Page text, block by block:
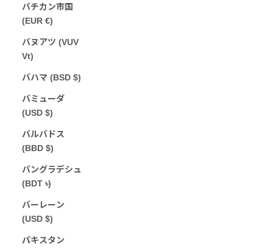
バチカン市国
(EUR €)
バヌアツ (VUV
Vt)
バハマ (BSD $)
バミューダ
(USD $)
バルバドス
(BBD $)
バングラデシュ
(BDT ৳)
バーレーン
(USD $)
パキスタン